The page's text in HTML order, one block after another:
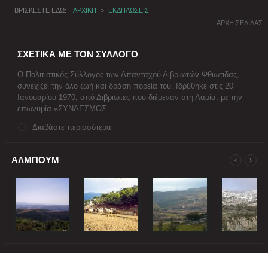
ΒΡΙΣΚΕΣΤΕ ΕΔΩ ΑΡΧΙΚΗ »
ΕΚΔΗΛΩΣΕΙΣ
ΑΡΧΗ ΣΕΛΙΔΑΣ
ΣΧΕΤΙΚΑ ΜΕ ΤΟΝ ΣΥΛΛΟΓΟ
Ο Πολιτιστικός Σύλλογος των Απανταχού Διβριωτών Φθιώτιδας,
συνεχίζει την όλο ζωή και δράση πορεία του. Ιδρύθηκε στις 20
Ιανουαρίου 1970, από Διβριώτες που διέμεναν στη Λαμία, με την
επωνυμία «ΣΥΝΔΕΣΜΟΣ ...
Διαβάστε περισσότερα
ΑΛΜΠΟΥΜ